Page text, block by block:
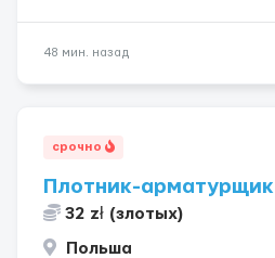
48 мин. назад
срочно
Плотник-арматурщик
32 zł (злотых)
Польша